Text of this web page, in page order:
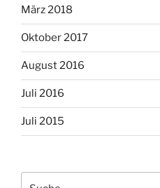
März 2018
Oktober 2017
August 2016
Juli 2016
Juli 2015